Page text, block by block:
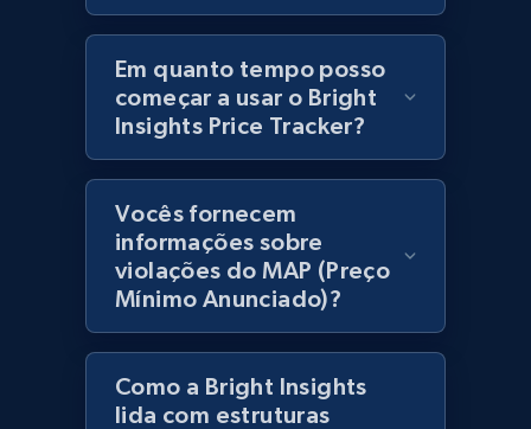
Currency, Discount, Initial price, and more.
1.1K+ 149+ Comece agora
products using specified keywords
URL, Product id, Title, Images, Final price,
Currency, Discount, Initial price, and more.
1.1K+ 149+ Comece agora
Em quanto tempo posso
começar a usar o Bright
Insights Price Tracker?
Vocês fornecem
informações sobre
violações do MAP (Preço
Mínimo Anunciado)?
Como a Bright Insights
lida com estruturas